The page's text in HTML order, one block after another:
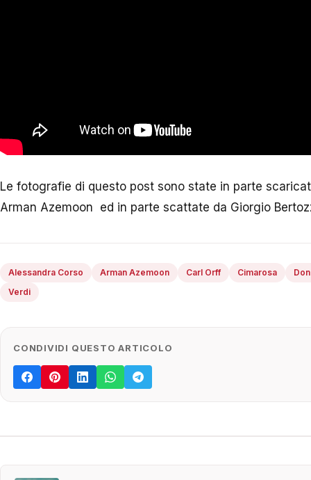
Le fotografie di questo post sono state in parte
Arman Azemoon ed in parte scattate da Giorgio
Alessandra Corso Arman Azemoon Carl Orff Cimarosa
Verdi
CONDIVIDI QUESTO ARTICOLO